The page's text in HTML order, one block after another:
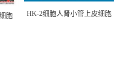
胞
HK-2细胞人肾小管上皮细胞